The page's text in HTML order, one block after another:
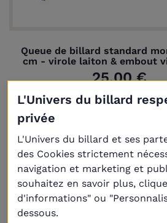
Queue de billard standard
cm - virole laiton & embout
25,00 €
L'Univers du billard
privée
L'Univers du billard et ses
des Cookies strictement
navigation et marketing et
souhaitez en savoir plus,
d'informations" ou
dessous.